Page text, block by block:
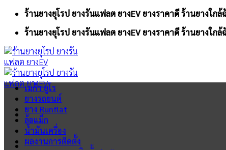
Skip
content
ร้านยางยุโรป ยางรันแฟลต ยางEV ยางราคาดี ร้านยางใ
ร้านยางยุโรป ยางรันแฟลต ยางEV ยางราคาดี ร้านยางใ
เมก้า ยูโร
ยางรถยนต์
ยาง Runflat
ล้อแม็ก
น้ำมันเครื่อง
ผลงานการติดตั้ง